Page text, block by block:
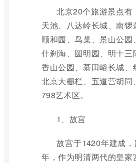
北京20个旅游景点有
天池、八达岭长城、南锣
颐和园、鸟巢、景山公园
什刹海、圆明园、明十三
香山公园、慕田峪长城、
北京大栅栏、五道营胡同
798艺术区。
1、故宫
故宫于1420年建成
年，作为明清两代的皇家